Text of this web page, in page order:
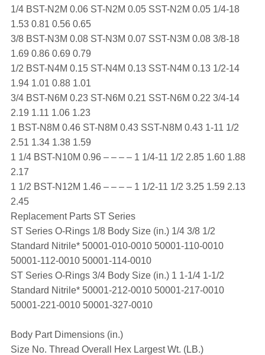
1/4 BST-N2M 0.06 ST-N2M 0.05 SST-N2M 0.05 1/4-18
1.53 0.81 0.56 0.65
3/8 BST-N3M 0.08 ST-N3M 0.07 SST-N3M 0.08 3/8-18
1.69 0.86 0.69 0.79
1/2 BST-N4M 0.15 ST-N4M 0.13 SST-N4M 0.13 1/2-14
1.94 1.01 0.88 1.01
3/4 BST-N6M 0.23 ST-N6M 0.21 SST-N6M 0.22 3/4-14
2.19 1.11 1.06 1.23
1 BST-N8M 0.46 ST-N8M 0.43 SST-N8M 0.43 1-11 1/2
2.51 1.34 1.38 1.59
1 1/4 BST-N10M 0.96 – – – – 1 1/4-11 1/2 2.85 1.60 1.88
2.17
1 1/2 BST-N12M 1.46 – – – – 1 1/2-11 1/2 3.25 1.59 2.13
2.45
Replacement Parts ST Series
ST Series O-Rings 1/8 Body Size (in.) 1/4 3/8 1/2
Standard Nitrile* 50001-010-0010 50001-110-0010
50001-112-0010 50001-114-0010
ST Series O-Rings 3/4 Body Size (in.) 1 1-1/4 1-1/2
Standard Nitrile* 50001-212-0010 50001-217-0010
50001-221-0010 50001-327-0010
Body Part Dimensions (in.)
Size No. Thread Overall Hex Largest Wt. (LB.)